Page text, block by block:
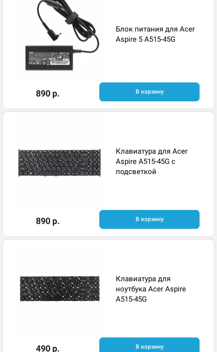
Блок питания для Acer
Aspire 5 A515-45G
890 р. В корзину
Клавиатура для Acer
Aspire A515-45G с
подсветкой
890 р. В корзину
Клавиатура для
ноутбука Acer Aspire
A515-45G
490 р. В корзину